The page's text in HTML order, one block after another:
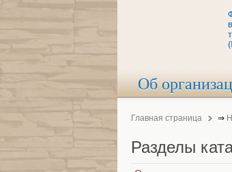
Об
Главная страница ⇒
Разделы